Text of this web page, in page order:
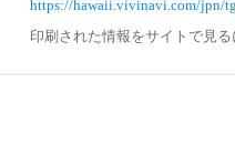
https://hawaii.vivinavi.com/jpn/
印刷された情報をサイトで見